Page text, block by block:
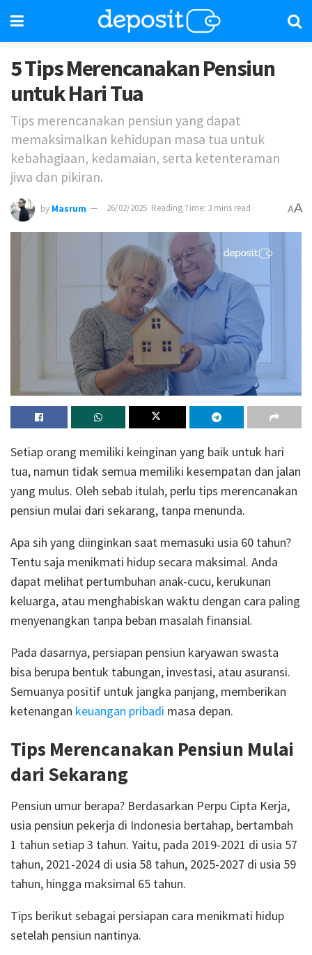
5 Tips Merencanakan Pensiun
untuk Hari Tua
Tips merencanakan pensiun yang dapat
memaksimalkan kehidupan masa tua untuk
kebahagiaan, kedamaian, serta ketenteraman
jiwa dan pikiran.
by Masrum 26/02/2025 Reading Time: 3 mins read AA
Setiap orang memiliki keinginan yang baik untuk hari
tua, namun tidak semua memiliki kesempatan dan jalan
yang mulus. Oleh sebab itulah, perlu tips merencanakan
pensiun mulai dari sekarang, tanpa menunda.
Apa sih yang diinginkan saat memasuki usia 60 tahun?
Tentu saja menikmati hidup secara maksimal. Anda
dapat melihat pertumbuhan anak-cucu, kerukunan
keluarga, atau menghabiskan waktu dengan cara paling
menyenangkan tanpa beban masalah finansial.
Pada dasarnya, persiapan pensiun karyawan swasta
bisa berupa bentuk tabungan, investasi, atau asuransi.
Semuanya positif untuk jangka panjang, memberikan
ketenangan keuangan pribadi masa depan.
Tips Merencanakan Pensiun Mulai
dari Sekarang
Pensiun umur berapa? Berdasarkan Perpu Cipta Kerja,
usia pensiun pekerja di Indonesia bertahap, bertambah
1 tahun setiap 3 tahun. Yaitu, pada 2019-2021 di usia 57
tahun, 2021-2024 di usia 58 tahun, 2025-2027 di usia 59
tahun, hingga maksimal 65 tahun.
Tips berikut sebagai persiapan cara menikmati hidup
setelah pensiun nantinya.